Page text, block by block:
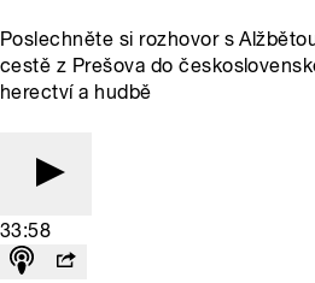
Poslechněte si rozhovor s
cestě z Prešova do
herectví a hudbě
33:58